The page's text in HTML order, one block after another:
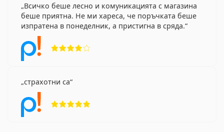
Всичко беше лесно и комуникацията с магазина
беше приятна. Не ми хареса, че поръчката беше
изпратена в понеделник, а пристигна в сряда.
страхотни са